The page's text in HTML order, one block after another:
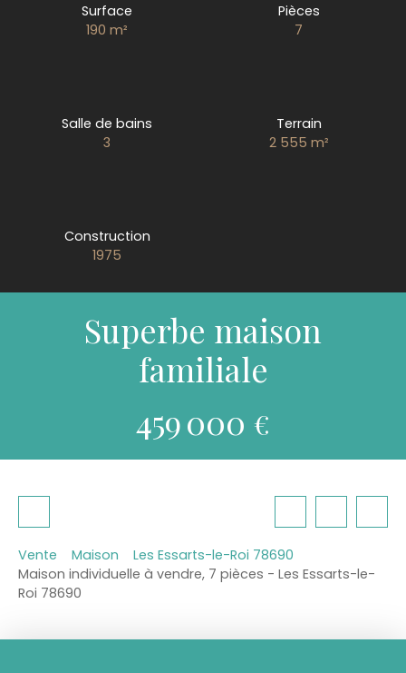
Surface
190m²
Pièces
7
Salle de bains
3
Terrain
2 555 m²
Construction
1975
Superbe maison
familiale
459 000 €
Vente Maison
Les Essarts-le-Roi 78690
Maison individuelle à vendre, 7 pièces - Les Essarts-le-
Roi 78690